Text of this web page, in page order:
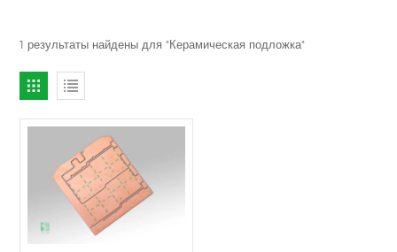
1 результаты найдены для "Керамическая подложка"